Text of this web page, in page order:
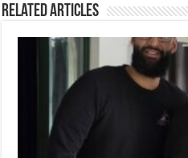
Related Articles